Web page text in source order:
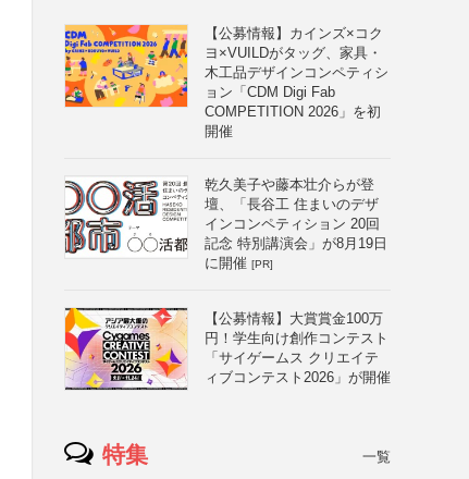
【公募情報】カインズ×コク
ヨ×VUILDがタッグ、家具・
木工品デザインコンペティシ
ョン「CDM Digi Fab
COMPETITION 2026」を初
開催
乾久美子や藤本壮介らが登
壇、「長谷工 住まいのデザ
インコンペティション 20回
記念 特別講演会」が8月19日
に開催 [PR]
【公募情報】大賞賞金100万
円！学生向け創作コンテスト
「サイゲームス クリエイテ
ィブコンテスト2026」が開催
特集 一覧